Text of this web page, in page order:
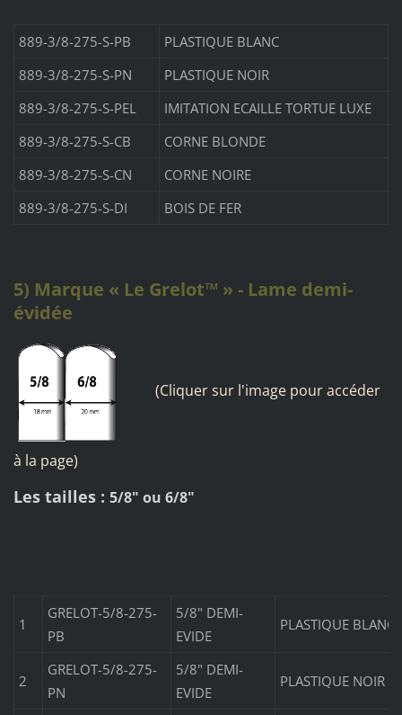
889-3/8-275-S-PB
PLASTIQUE BLANC
889-3/8-275-S-PN
PLASTIQUE NOIR
889-3/8-275-S-PEL
IMITATION ECAILLE TORTUE LUXE
889-3/8-275-S-CB
CORNE BLONDE
889-3/8-275-S-CN
CORNE NOIRE
889-3/8-275-S-DI
BOIS DE FER
5) Marque « Le Grelot™ » - Lame demi-
évidée
(Cliquer sur l'image pour accéder
à la page)
Les tailles : 5/8" ou 6/8"
1
GRELOT-5/8-275-
PB
5/8" DEMI-
EVIDE
PLASTIQUE BLANC
2
GRELOT-5/8-275-
PN
5/8" DEMI-
EVIDE
PLASTIQUE NOIR